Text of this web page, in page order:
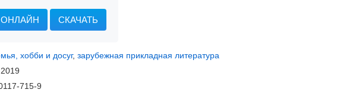
ОНЛАЙН СКАЧАТЬ
хобби и досуг, зарубежная прикладная литература
2019
715-9